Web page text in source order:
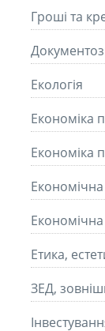
Гроші та
Екологія
Економіка
Економіка
Економічна
Економічна
Етика,
ЗЕД,